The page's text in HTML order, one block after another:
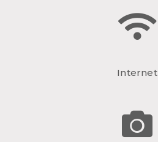
Internet